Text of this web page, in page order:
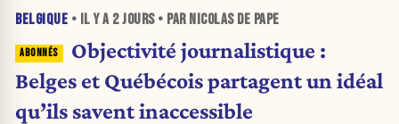
BELGIQUE • IL Y A 2 JOURS• PAR NICOLAS DE PAPE
Objectivité journalistique :
Belges et Québécois partagent un idéal
qu’ils savent inaccessible